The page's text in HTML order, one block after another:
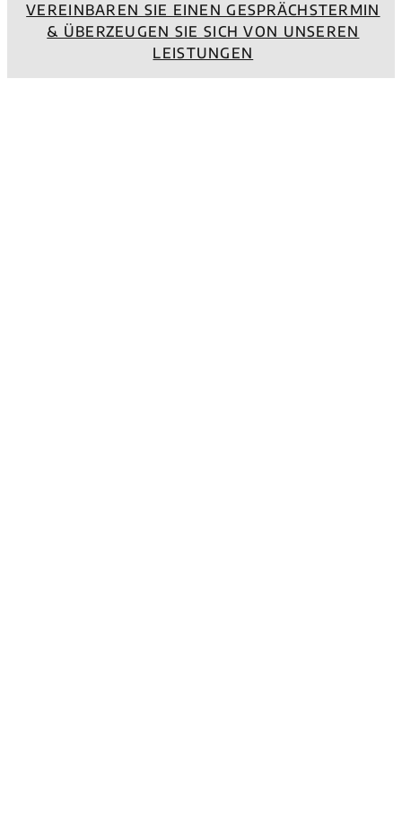
VEREINBAREN SIE EINEN GESPRÄCHSTERMIN
& ÜBERZEUGEN SIE SICH VON UNSEREN
LEISTUNGEN